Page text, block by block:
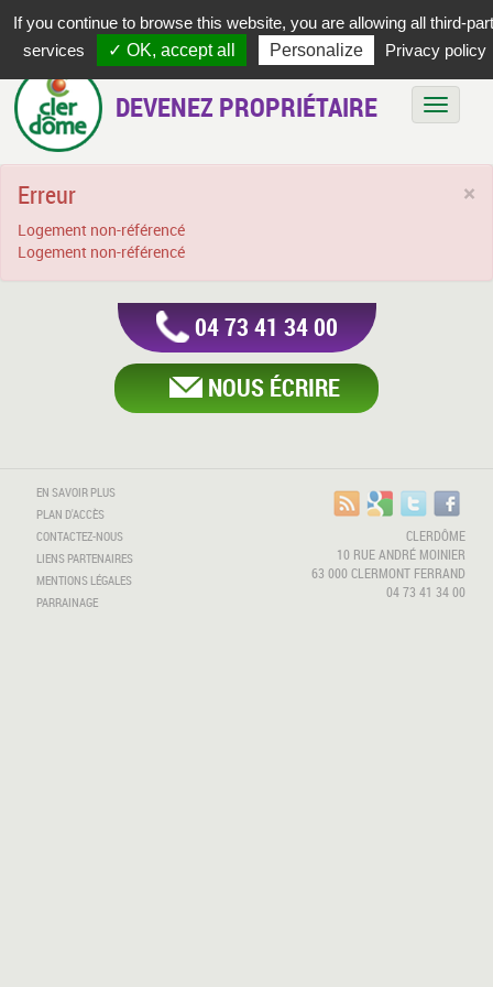
DEVENEZ PROPRIÉTAIRE
×
Erreur
Logement non-référencé
Logement non-référencé
04 73 41 34 00
NOUS ÉCRIRE
EN SAVOIR PLUS
PLAN D'ACCÈS
CONTACTEZ-NOUS
LIENS PARTENAIRES
MENTIONS LÉGALES
PARRAINAGE
CLERDÔME
10 RUE ANDRÉ MOINIER
63 000 CLERMONT FERRAND
04 73 41 34 00
If you continue to browse this website, you are allowing all third-
services
✓ OK, accept all Personalize Privacy policy